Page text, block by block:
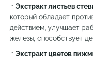
Экстракт листьев
который обладает
действием, улучшает
железы, способствует
Экстракт цветов